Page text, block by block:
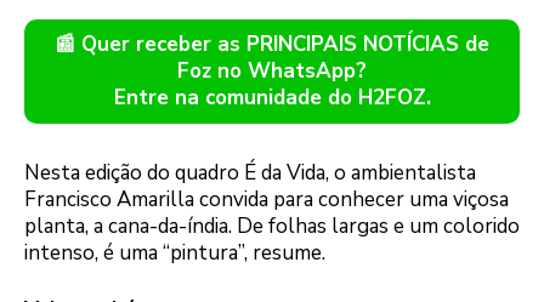
📰 Quer receber as PRINCIPAIS NOTÍCIAS de
Foz no WhatsApp?
Entre na comunidade do H2FOZ.
Nesta edição do quadro É da Vida, o ambientalista
Francisco Amarilla convida para conhecer uma viçosa
planta, a cana-da-índia. De folhas largas e um colorido
intenso, é uma “pintura”, resume.